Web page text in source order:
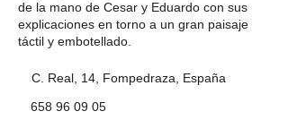
de la mano de Cesar y Eduardo con sus
explicaciones en torno a un gran paisaje
táctil y embotellado.
C. Real, 14, Fompedraza, España
658 96 09 05